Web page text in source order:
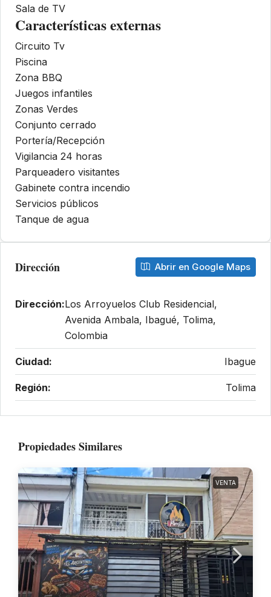
Sala de TV
Características externas
Circuito Tv
Piscina
Zona BBQ
Juegos infantiles
Zonas Verdes
Conjunto cerrado
Portería/Recepción
Vigilancia 24 horas
Parqueadero visitantes
Gabinete contra incendio
Servicios públicos
Tanque de agua
Dirección Abrir en Google Maps
Dirección:Los Arroyuelos Club Residencial,
Avenida Ambala, Ibagué, Tolima,
Colombia
Ciudad: Ibague
Región: Tolima
Propiedades Similares
VENTA